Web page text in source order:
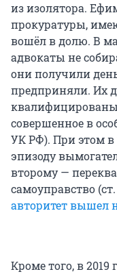
из изолятора.
прокуратуры,
вошёл в долю. В
адвокаты не
они получили
предприняли. Их
совершенное в
УК РФ). При этом в
эпизоду
второму —
самоуправство
авторитет вышел
Кроме того, в